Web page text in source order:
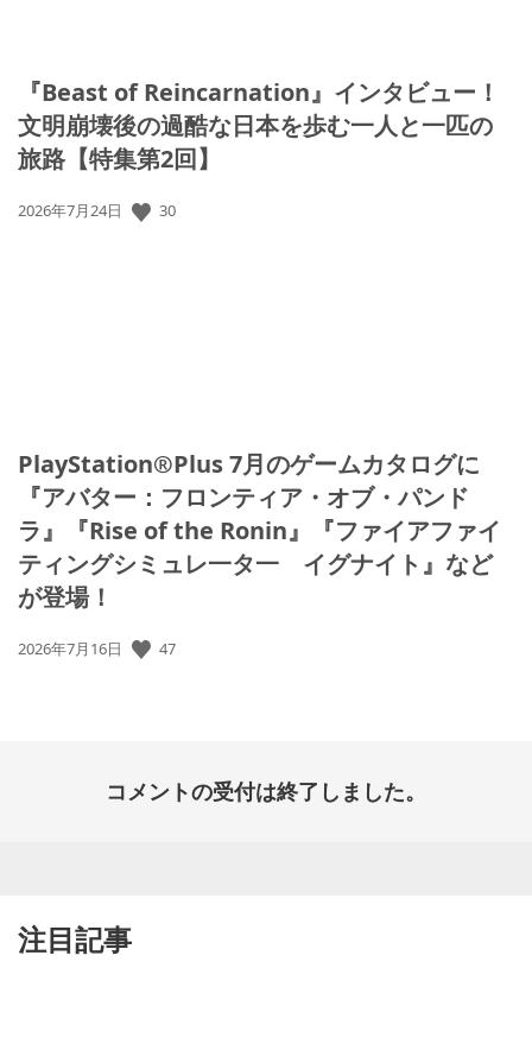
『Beast of Reincarnation』インタビュー！
文明崩壊後の過酷な日本を歩む一人と一匹の
旅路【特集第2回】
公
2026年7月24日 30
PlayStation®Plus 7月のゲームカタログに
『アバター：フロンティア・オブ・パンド
ラ』『Rise of the Ronin』『ファイアファイ
ティングシミュレ一タ一 イグナイト』など
が登場！
公
2026年7月16日 47
コメントの受付は終了しました。
注目記事